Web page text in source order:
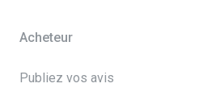
Acheteur
Publiez vos avis